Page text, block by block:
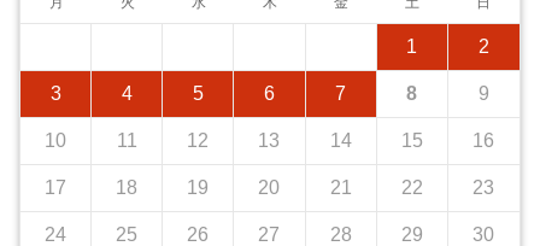
1 2
3 4 5 6 7 8 9
10 11 12 13 14 15 16
17 18 19 20 21 22 23
24 25 26 27 28 29 30